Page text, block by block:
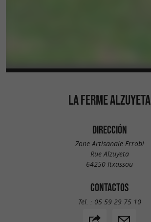
LA FERME ALZUYETA
DIRECCIÓN
Zone Artisanale Errobi
Rue Alzuyeta
64250 Itxassou
CONTACTOS
Tel. : 05 59 29 75 10